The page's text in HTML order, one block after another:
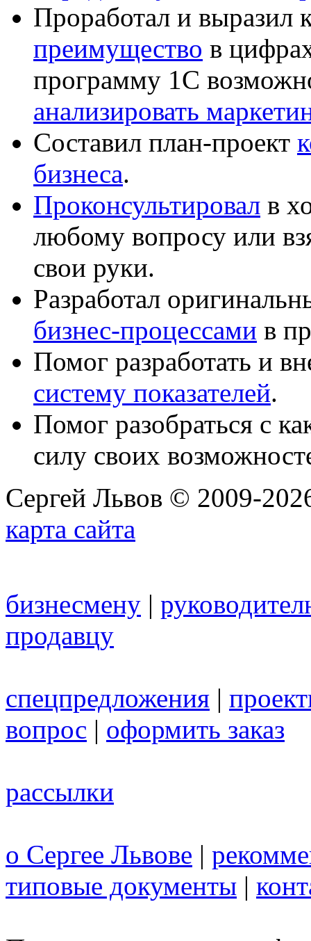
Проработал и выразил
преимущество в
программу 1С
анализировать
Составил план-проект
бизнеса.
Проконсультировал в
любому вопросу или
свои руки.
Разработал
бизнес-процессами в
Помог разработать и
систему показателей.
Помог разобраться с
силу своих
Сергей Львов © 2009-
карта сайта
бизнесмену |
продавцу
спецпредложения |
вопрос | оформить заказ
рассылки
о Сергее Львове |
типовые документы |